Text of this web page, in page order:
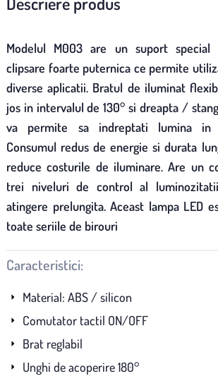
Modelul M003 are un suport
clipsare foarte puternica ce permite
diverse aplicatii. Bratul de iluminat
jos in intervalul de 130° si dreapta /
va permite sa indreptati lumina in
Consumul redus de energie si durata
reduce costurile de iluminare. Are un
trei niveluri de control al
atingere prelungita. Aceast lampa LED
toate seriile de birouri
Caracteristici:
Material: ABS / silicon
Comutator tactil ON/OFF
Brat reglabil
Unghi de acoperire 180°